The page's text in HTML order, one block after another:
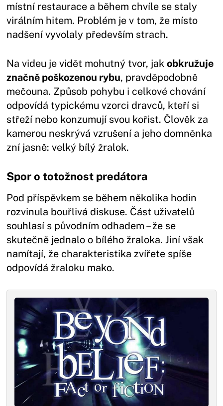
místní restaurace a během chvíle se staly
virálním hitem. Problém je v tom, že místo
nadšení vyvolaly především strach.
Na videu je vidět mohutný tvor, jakobkružuje
značně poškozenou rybu, pravděpodobně
mečouna. Způsob pohybu i celkové chování
odpovídá typickému vzorci dravců, kteří si
střeží nebo konzumují svou kořist. Člověk za
kamerou neskrývá vzrušení a jeho domněnka
zní jasně: velký bílý žralok.
Spor o totožnost predátora
Pod příspěvkem se během několika hodin
rozvinula bouřlivá diskuse. Část uživatelů
souhlasí s původním odhadem – že se
skutečně jednalo o bílého žraloka. Jiní však
namítají, že charakteristika zvířete spíše
odpovídá žraloku mako.